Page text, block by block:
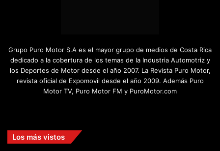
Grupo Puro Motor S.A es el mayor grupo de medios de Costa Rica
dedicado a la cobertura de los temas de la Industria Automotriz y
los Deportes de Motor desde el año 2007. La Revista Puro Motor,
revista oficial de Expomovil desde el año 2009. Además Puro
Motor TV, Puro Motor FM y PuroMotor.com
Los más vistos